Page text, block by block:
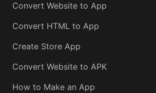
Convert Website to App
Convert HTML to App
Create Store App
Convert Website to APK
How to Make an App